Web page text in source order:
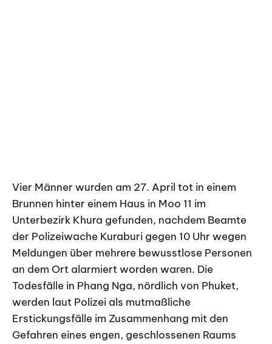
Vier Männer wurden am 27. April tot in einem
Brunnen hinter einem Haus in Moo 11 im
Unterbezirk Khura gefunden, nachdem Beamte
der Polizeiwache Kuraburi gegen 10 Uhr wegen
Meldungen über mehrere bewusstlose Personen
an dem Ort alarmiert worden waren. Die
Todesfälle in Phang Nga, nördlich von Phuket,
werden laut Polizei als mutmaßliche
Erstickungsfälle im Zusammenhang mit den
Gefahren eines engen, geschlossenen Raums